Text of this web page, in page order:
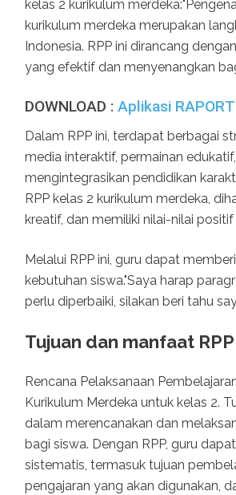
kelas 2 kurikulum
kurikulum merdeka merupakan
Indonesia. RPP ini dirancang
yang efektif dan menyenangkan
DOWNLOAD : Aplikasi
Dalam RPP ini, terdapat berbagai
media interaktif, permainan
mengintegrasikan pendidikan
RPP kelas 2 kurikulum merdeka,
kreatif, dan memiliki nilai-nilai
Melalui RPP ini, guru dapat
kebutuhan siswa."Saya harap
perlu diperbaiki, silakan beri tahu
Tujuan dan manfaat
Rencana Pelaksanaan
Kurikulum Merdeka untuk kelas 2.
dalam merencanakan dan
bagi siswa. Dengan RPP, guru
sistematis, termasuk tujuan
pengajaran yang akan digunakan,